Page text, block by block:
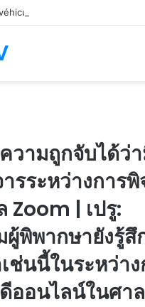
d’occasion en plein essor
วามถูกจับได้ว่
รระหว่างการ
Zoom | เปรู:
พิพากษายังรู้สึ
ช่นนี้ในระหว่า
ออนไลน์ในศาล